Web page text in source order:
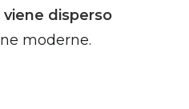
viene disperso
moderne.